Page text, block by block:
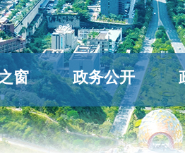
窗 政务公开